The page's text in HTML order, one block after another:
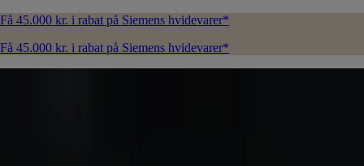
Få 45.000 kr. i rabat på Siemens hvidevarer*
Få 45.000 kr. i rabat på Siemens hvidevarer*